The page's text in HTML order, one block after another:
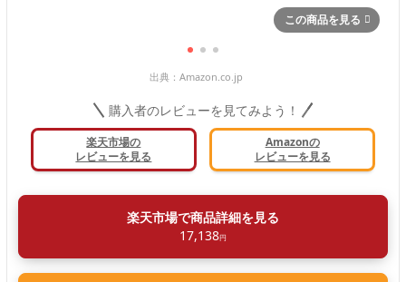
この商品を見る
出典： Amazon.co.jp
購入者のレビューを見てみよう！
楽天市場の
レビューを見る
Amazonの
レビューを見る
楽天市場で商品詳細を見る
17,138円